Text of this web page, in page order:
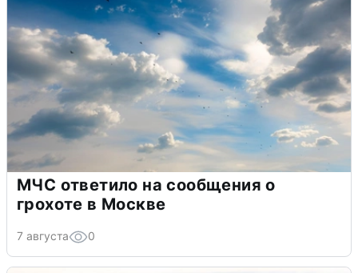
МЧС ответило на сообщения о
грохоте в Москве
7 августа 0